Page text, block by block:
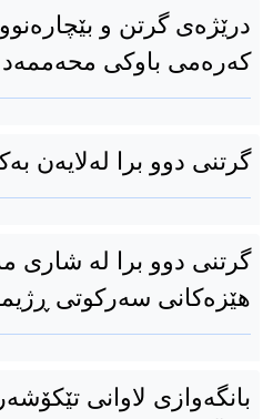
درێژەی گرتن و
کەرەمی باوکی
گرتنی دوو برا لەلایەن
گرتنی دوو برا لە شاری
هێزەکانی سەرکوتی
بانگەوازی لاوانی